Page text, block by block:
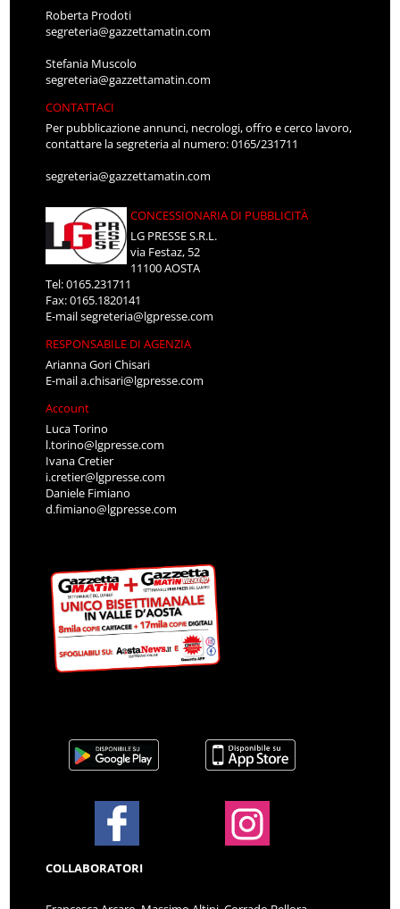
Roberta Prodoti
segreteria@gazzettamatin.com
Stefania Muscolo
segreteria@gazzettamatin.com
CONTATTACI
Per pubblicazione annunci, necrologi, offro e cerco lavoro,
contattare la segreteria al numero: 0165/231711
segreteria@gazzettamatin.com
CONCESSIONARIA DI PUBBLICITÀ
LG PRESSE S.R.L.
via Festaz, 52
11100 AOSTA
Tel: 0165.231711
Fax: 0165.1820141
E-mailsegreteria@lgpresse.com
RESPONSABILE DI AGENZIA
Arianna Gori Chisari
E-maila.chisari@lgpresse.com
Account
Luca Torino
l.torino@lgpresse.com
Ivana Cretier
i.cretier@lgpresse.com
Daniele Fimiano
d.fimiano@lgpresse.com
COLLABORATORI